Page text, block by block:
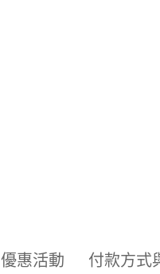
優惠活動 付款方式